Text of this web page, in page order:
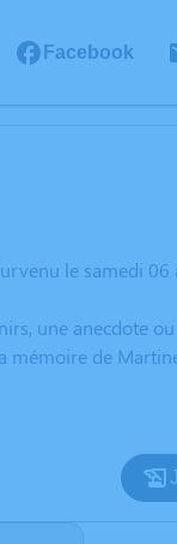
Facebook
le samedi
une anecdote
de Martine